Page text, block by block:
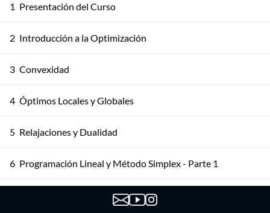
1 Presentación del Curso
2 Introducción a la Optimización
3 Convexidad
4 Óptimos Locales y Globales
5 Relajaciones y Dualidad
6 Programación Lineal y Método Simplex - Parte 1
Programación Lineal y Método Simplex - Parte 2